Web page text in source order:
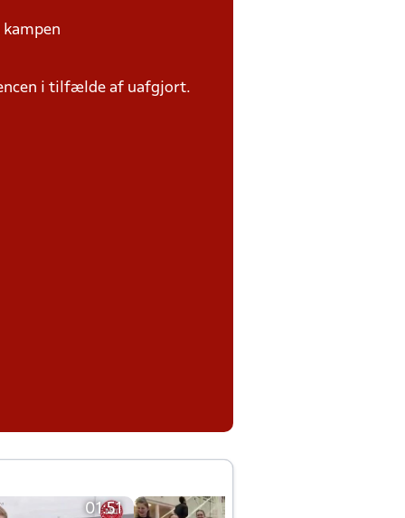
kampen
i tilfælde af uafgjort.
01:51